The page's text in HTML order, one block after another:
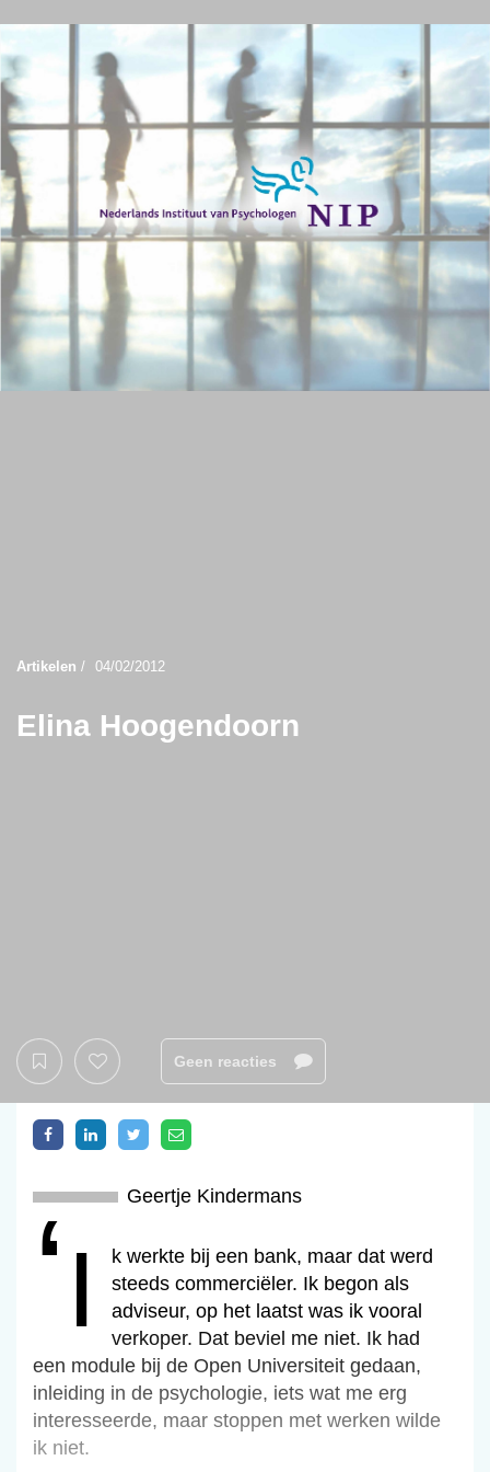
Artikelen / 04/02/2012
Elina Hoogendoorn
Geen reacties
Geertje Kindermans
‘i
‘Ik werkte bij een bank, maar dat werd
steeds commerciëler. Ik begon als
adviseur, op het laatst was ik vooral
verkoper. Dat beviel me niet. Ik had
een module bij de Open Universiteit gedaan,
inleiding in de psychologie, iets wat me erg
interesseerde, maar stoppen met werken wilde
ik niet.